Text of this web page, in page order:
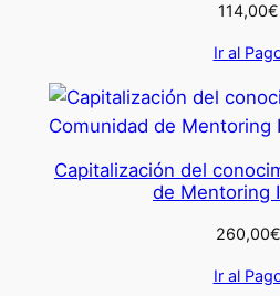
114,00€
Ir al
Capitalización del
de Mentoring
260,00€
Ir al